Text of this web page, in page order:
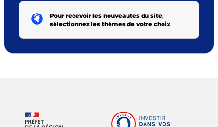
Pour recevoir les nouveautés du site,
sélectionnez les thèmes de votre choix